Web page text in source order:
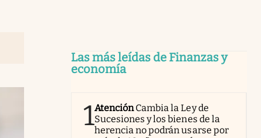
Las más leídas de Finanzas y
economía
1AtenciónCambia la Ley de
Sucesiones y los bienes de la
herencia no podrán usarse por